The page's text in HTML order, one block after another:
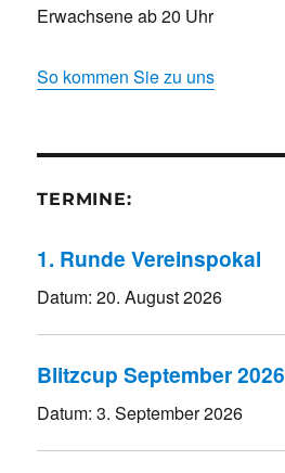
Erwachsene ab 20 Uhr
So kommen Sie zu uns
TERMINE:
1. Runde Vereinspokal
Datum:20. August 2026
Blitzcup September 2026
Datum:3. September 2026